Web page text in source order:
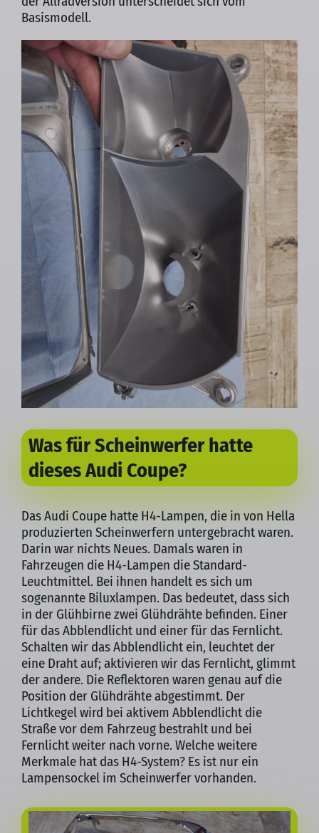
Basismodell.
Was für Scheinwerfer hatte
dieses Audi Coupe?
Das Audi Coupe hatte H4-Lampen, die in von Hella
produzierten Scheinwerfern untergebracht waren.
Darin war nichts Neues. Damals waren in
Fahrzeugen die H4-Lampen die Standard-
Leuchtmittel. Bei ihnen handelt es sich um
sogenannte Biluxlampen. Das bedeutet, dass sich
in der Glühbirne zwei Glühdrähte befinden. Einer
für das Abblendlicht und einer für das Fernlicht.
Schalten wir das Abblendlicht ein, leuchtet der
eine Draht auf; aktivieren wir das Fernlicht, glimmt
der andere. Die Reflektoren waren genau auf die
Position der Glühdrähte abgestimmt. Der
Lichtkegel wird bei aktivem Abblendlicht die
Straße vor dem Fahrzeug bestrahlt und bei
Fernlicht weiter nach vorne. Welche weitere
Merkmale hat das H4-System? Es ist nur ein
Lampensockel im Scheinwerfer vorhanden.